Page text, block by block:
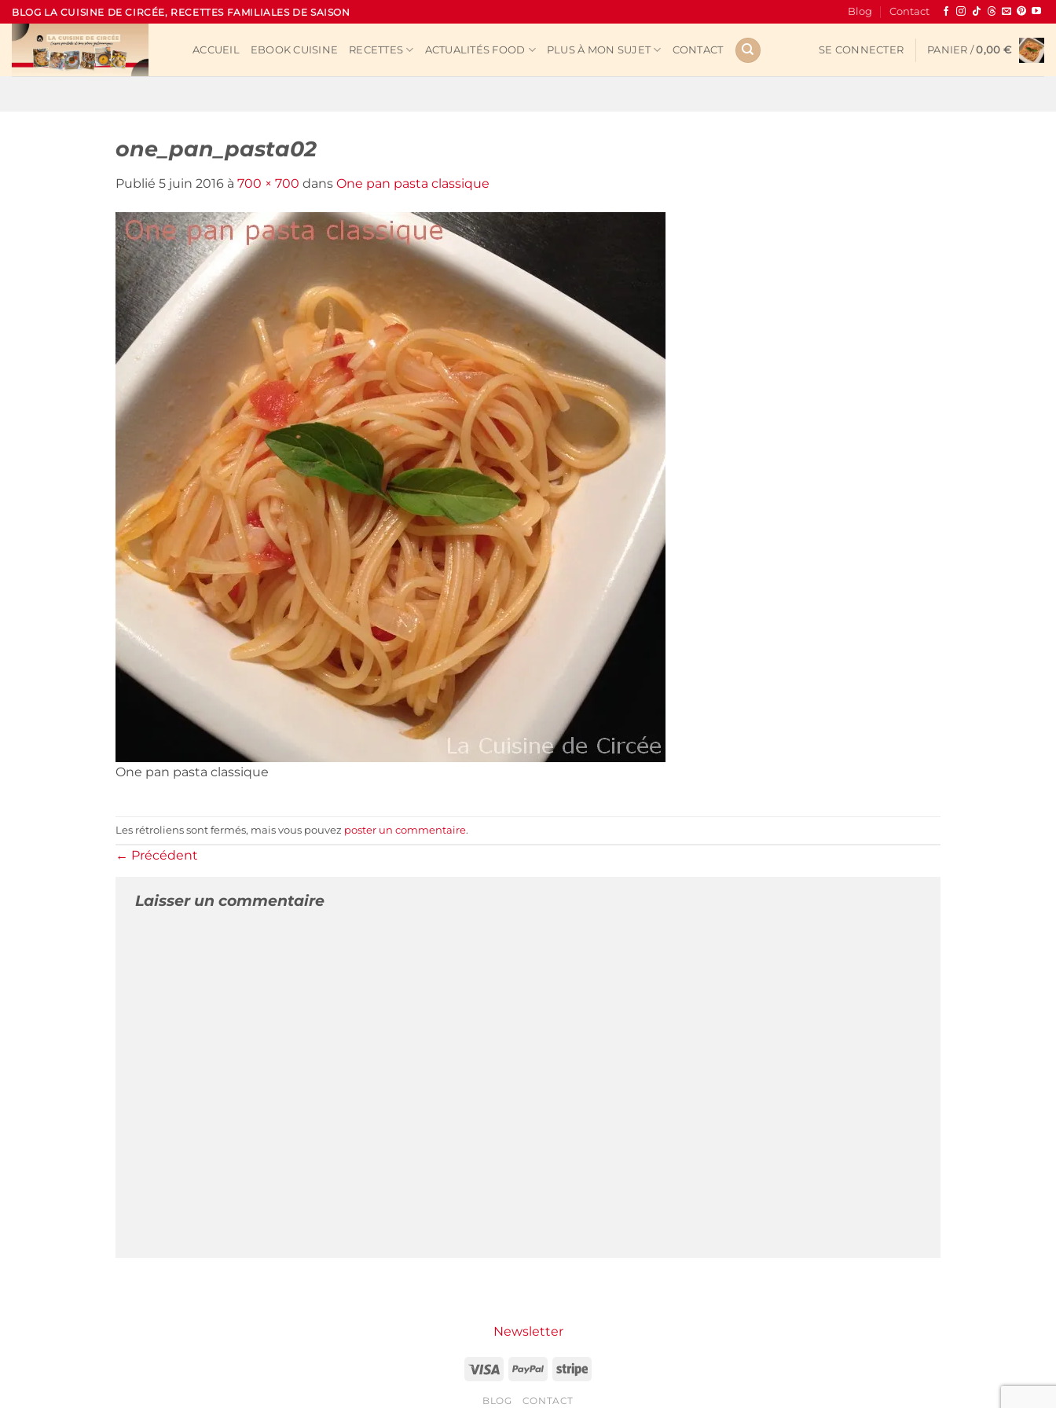
Passer
au
contenu
BLOG LA CUISINE DE CIRCÉE, RECETTES FAMILIALES DE SAISON Blog Contact
ACCUEIL EBOOK CUISINE RECETTES ACTUALITÉS FOOD PLUS À MON SUJET CONTACT SE CONNECTER PANIER /0,00 €
one_pan_pasta02
Publié 5 juin 2016 à 700 × 700 dans One pan pasta classique
One pan pasta classique
Les rétroliens sont fermés, mais vous pouvez poster un commentaire.
← Précédent
Laisser un commentaire
Newsletter
Visa PayPal Stripe
BLOG CONTACT